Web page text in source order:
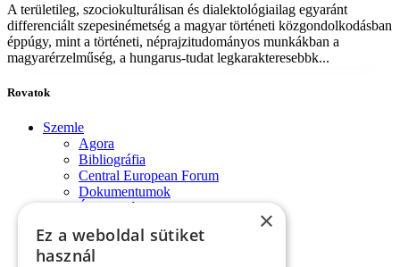
A területileg, szociokulturálisan és dialektológiailag egyaránt
differenciált szepesinémetség a magyar történeti közgondolkodásban
éppúgy, mint a történeti, néprajzitudományos munkákban a
magyarérzelműség, a hungarus-tudat legkarakteresebbk...
Rovatok
Szemle
Agora
Bibliográfia
Central European Forum
Dokumentumok
Évforduló
Impresszum
Konferencia
×
Ez a weboldal sütiket
használ